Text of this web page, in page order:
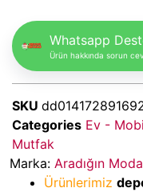
Whatsapp
Ürün hakkında sorun
SKU
Categories Ev -
Mutfak
Marka: Aradığın
Ürünlerimiz